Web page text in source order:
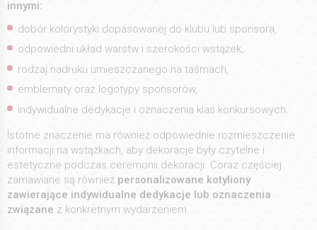
innymi:
dobór kolorystyki dopasowanej do klubu lub sponsora,
odpowiedni układ warstw i szerokości wstążek,
rodzaj nadruku umieszczanego na taśmach,
emblematy oraz logotypy sponsorów,
indywidualne dedykacje i oznaczenia klas konkursowych.
Istotne znaczenie ma również odpowiednie rozmieszczenie
informacji na wstążkach, aby dekoracje były czytelne i
estetyczne podczas ceremonii dekoracji. Coraz częściej
zamawiane są również personalizowane kotyliony
zawierające indywidualne dedykacje lub oznaczenia
związane z konkretnym wydarzeniem.